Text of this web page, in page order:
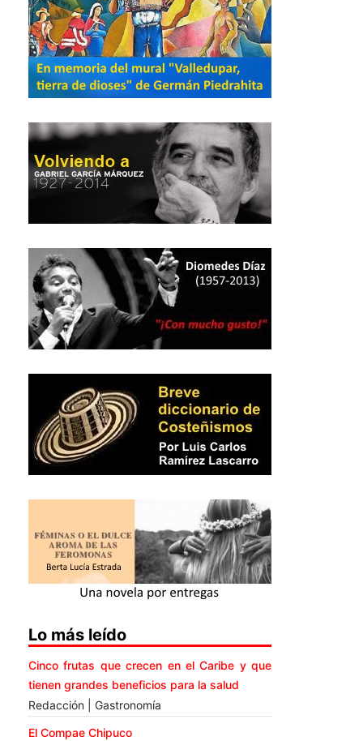
Lo más leído
Cinco frutas que crecen en el Caribe y que
tienen grandes beneficios para la salud
Redacción | Gastronomía
El Compae Chipuco